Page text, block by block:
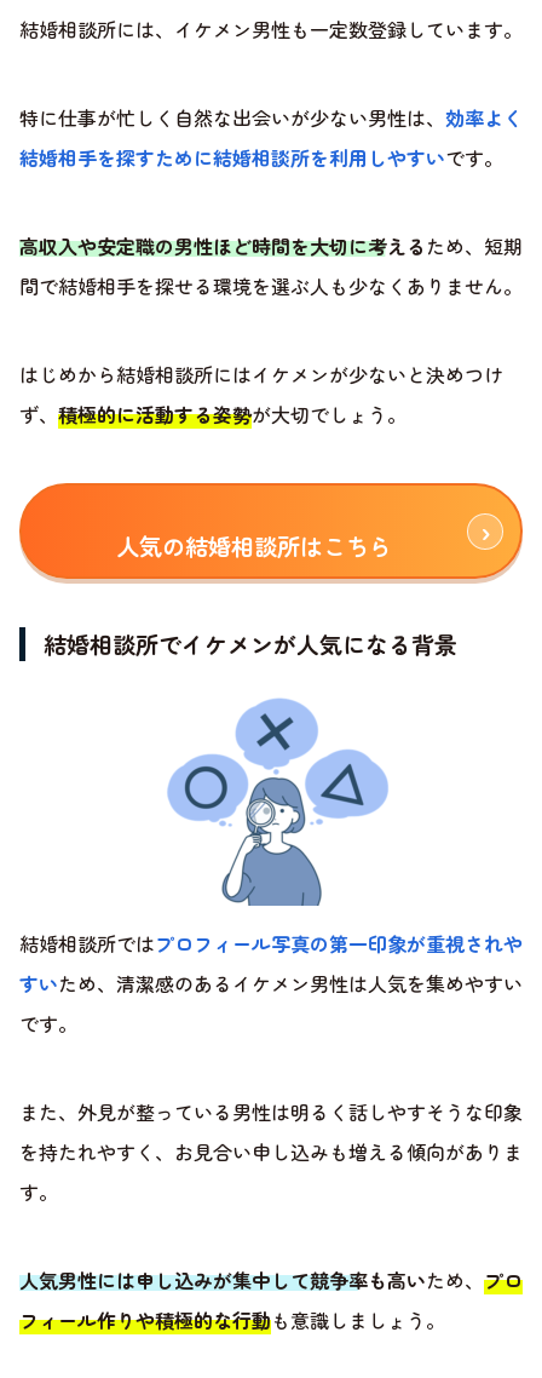
結婚相談所には、イケメン男性も一定数登録しています。
特に仕事が忙しく自然な出会いが少ない男性は、 効率よく
結婚相手を探すために結婚相談所を利用しやすいです。
高収入や安定職の男性ほど時間を大切に考える ため、短期
間で結婚相手を探せる環境を選ぶ人も少なくありません。
はじめから結婚相談所にはイケメンが少ないと決めつけ
ず、 積極的に活動する姿勢が大切でしょう。
人気の結婚相談所はこちら
結婚相談所でイケメンが人気になる背景
結婚相談所ではプロフィール写真の第一印象が重視されや
すいため、清潔感のあるイケメン男性は人気を集めやすい
です。
また、外見が整っている男性は明るく話しやすそうな印象
を持たれやすく、お見合い申し込みも増える傾向がありま
す。
人気男性には申し込みが集中して競争率も高いため、 プロ
フィール作りや積極的な行動も意識しましょう。